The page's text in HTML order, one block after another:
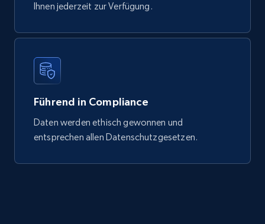
Ihnen jederzeit zur Verfügung.
Führend in Compliance
Daten werden ethisch gewonnen und
entsprechen allen Datenschutzgesetzen.